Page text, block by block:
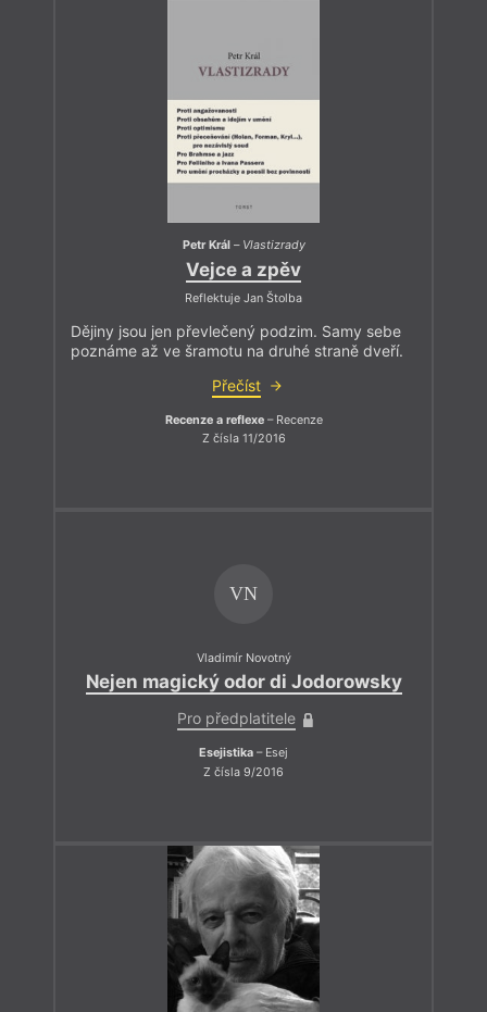
Petr Král– Vlastizrady
Vejce a zpěv
Reflektuje Jan Štolba
Dějiny jsou jen převlečený podzim. Samy sebe
poznáme až ve šramotu na druhé straně dveří.
Přečíst
Recenze a reflexe– Recenze
Z čísla 11/2016
VN
Vladimír Novotný
Nejen magický odor di Jodorowsky
Pro předplatitele
Esejistika – Esej
Z čísla 9/2016